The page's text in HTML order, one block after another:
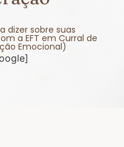
dizer sobre suas
a EFT em Curral de
Emocional)